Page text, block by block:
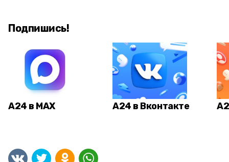
Подпишись!
А24 в MAX А24 в Вконтакте